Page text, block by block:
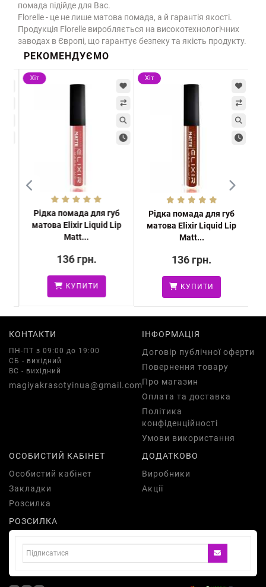
помада підійде для Вас.
Florelle - це не лише матова помада, а й гарантія якості.
Продукція Florelle виробляється на високотехнологічних
заводах в Європі, що гарантує безпеку та якість продукту.
РЕКОМЕНДУЄМО
Хіт
Рідка помада для губ
матова Elixir Liquid Lip
Matt...
136 грн.
КУПИТИ
Хіт
Рідка помада для губ
матова Elixir Liquid Lip
Matt...
136 грн.
КУПИТИ
КОНТАКТИ
ПН-ПТ з 09:00 до 19:00
СБ - вихідний
ВС - вихідний
magiyakrasotyinua@gmail.com
ІНФОРМАЦІЯ
Договір публічної оферти
Повернення товару
Про магазин
Оплата та доставка
Політика
конфіденційності
Умови використання
ОСОБИСТИЙ КАБІНЕТ
Особистий кабінет
Закладки
Розсилка
ДОДАТКОВО
Виробники
Акції
РОЗСИЛКА